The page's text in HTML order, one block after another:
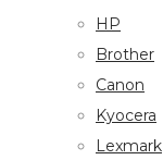
HP
Brother
Canon
Kyocera
Lexmark